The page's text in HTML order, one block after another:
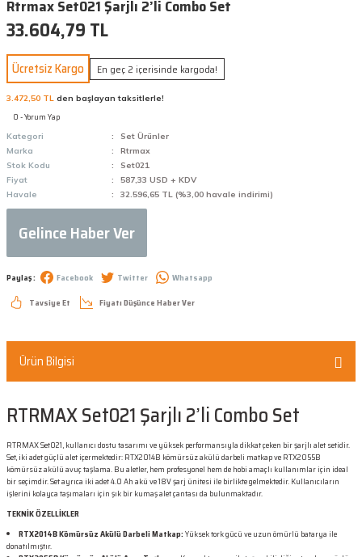
Rtrmax Set021 Şarjlı 2’li Combo Set
33.604,79 TL
Ücretsiz Kargo En geç 2 içerisinde kargoda!
3.472,50 TL den başlayan taksitlerle!
0 - Yorum Yap
Kategori
Set Ürünler
Marka
Rtrmax
Stok Kodu
Set021
Fiyat
587,33 USD + KDV
Havale
32.596,65 TL (%3,00 havale indirimi)
Gelince Haber Ver
Paylaş : Facebook Twitter
Whatsapp
Tavsiye Et
Fiyatı Düşünce Haber Ver
Ürün Bilgisi
RTRMAX Set021 Şarjlı 2’li Combo Set
RTRMAX Set021, kullanıcı dostu tasarımı ve yüksek performansıyla dikkat çeken bir şarjlı alet setidir.
Set, iki adet güçlü alet içermektedir: RTX2014B kömürsüz akülü darbeli matkap ve RTX2055B
kömürsüz akülü avuç taşlama. Bu aletler, hem profesyonel hem de hobi amaçlı kullanımlar için ideal
bir seçimdir. Set ayrıca iki adet 4.0 Ah akü ve 18V şarj ünitesi ile birlikte gelmektedir. Kullanıcıların
işlerini kolayca taşımaları için şık bir kumaş alet çantası da bulunmaktadır.
TEKNİK ÖZELLİKLER
RTX2014B Kömürsüz Akülü Darbeli Matkap:Yüksek tork gücü ve uzun ömürlü batarya ile
donatılmıştır.